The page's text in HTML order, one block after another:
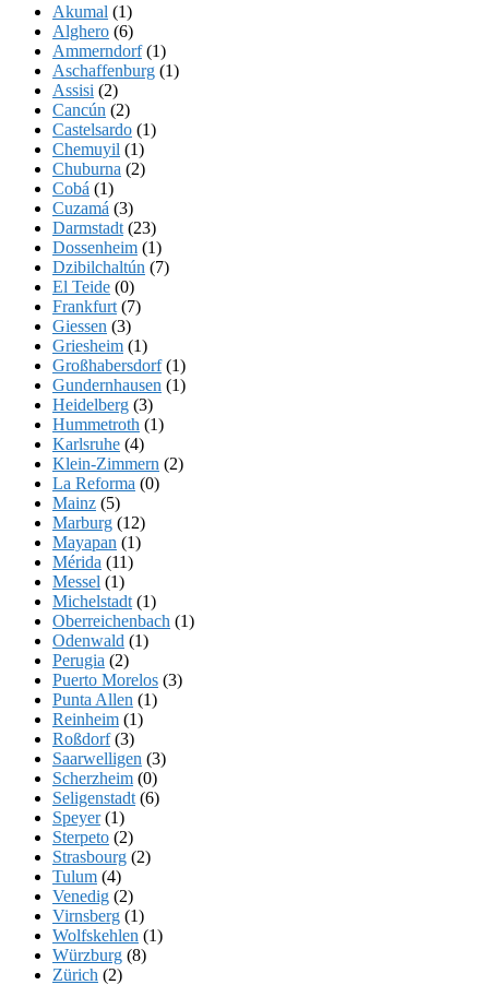
Akumal (1)
Alghero (6)
Ammerndorf(1)
Aschaffenburg (1)
Assisi (2)
Cancún (2)
Castelsardo (1)
Chemuyil (1)
Chuburna (2)
Cobá (1)
Cuzamá (3)
Darmstadt (23)
Dossenheim (1)
Dzibilchaltún (7)
El Teide (0)
Frankfurt (7)
Giessen (3)
Griesheim (1)
Großhabersdorf(1)
Gundernhausen (1)
Heidelberg (3)
Hummetroth (1)
Karlsruhe (4)
Klein-Zimmern (2)
La Reforma (0)
Mainz (5)
Marburg (12)
Mayapan (1)
Mérida (11)
Messel (1)
Michelstadt (1)
Oberreichenbach (1)
Odenwald (1)
Perugia (2)
Puerto Morelos (3)
Punta Allen (1)
Reinheim (1)
Roßdorf(3)
Saarwelligen (3)
Scherzheim (0)
Seligenstadt (6)
Speyer(1)
Sterpeto (2)
Strasbourg (2)
Tulum (4)
Venedig (2)
Virnsberg (1)
Wolfskehlen (1)
Würzburg (8)
Zürich (2)